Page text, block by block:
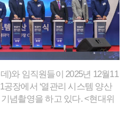
)와 임직원들이 2025년 12월11
장에서 ‘열관리 시스템 양산
념촬영을 하고 있다. <현대위